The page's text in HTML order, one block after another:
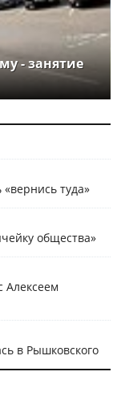
- занятие
туда»
общества»
Алексеем
в Рышковского